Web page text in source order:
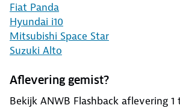
Fiat Panda
Hyundai i10
Mitsubishi Space Star
Suzuki Alto
Aflevering gemist?
Bekijk ANWB Flashback aflevering 1